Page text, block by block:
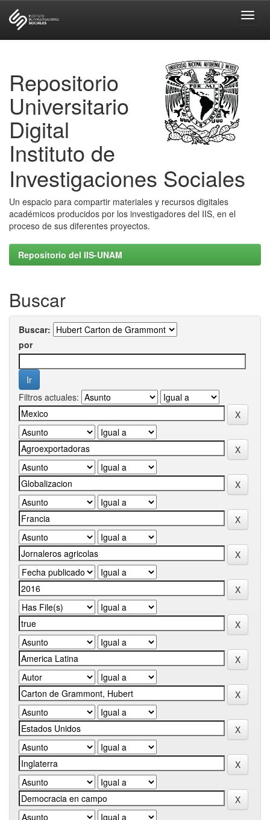
Repositorio
Universitario
Digital
Instituto de
Investigaciones Sociales
Un espacio para compartir materiales y recursos digitales
académicos producidos por los investigadores del IIS, en el
proceso de sus diferentes proyectos.
Repositorio del IIS-UNAM
Buscar
Buscar:
por
Filtros actuales: